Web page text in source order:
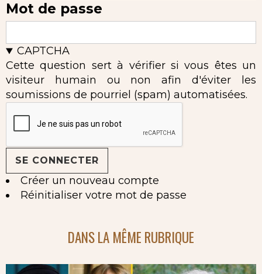
Mot de passe
CAPTCHA
Cette question sert à vérifier si vous êtes un
visiteur humain ou non afin d'éviter les
soumissions de pourriel (spam) automatisées.
Créer un nouveau compte
Réinitialiser votre mot de passe
DANS LA MÊME RUBRIQUE